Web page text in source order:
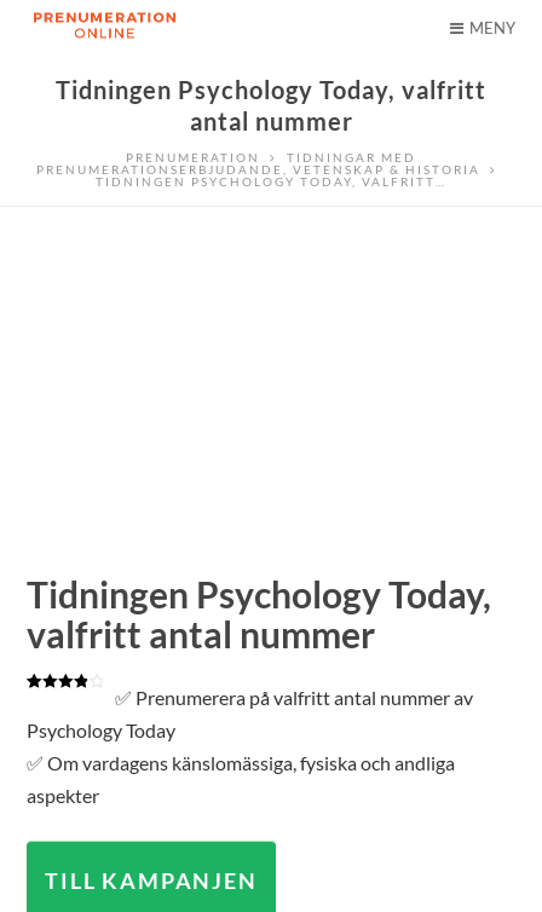
MENY
Tidningen Psychology Today, valfritt
antal nummer
PRENUMERATION
TIDNINGAR MED
PRENUMERATIONSERBJUDANDE
VETENSKAP & HISTORIA
TIDNINGEN PSYCHOLOGY TODAY, VALFRITT…
Tidningen Psychology Today,
valfritt antal nummer
baserat
kundrecension
✅ Prenumerera på valfritt antal nummer av
Psychology Today
✅ Om vardagens känslomässiga, fysiska och andliga
aspekter
TILL KAMPANJEN